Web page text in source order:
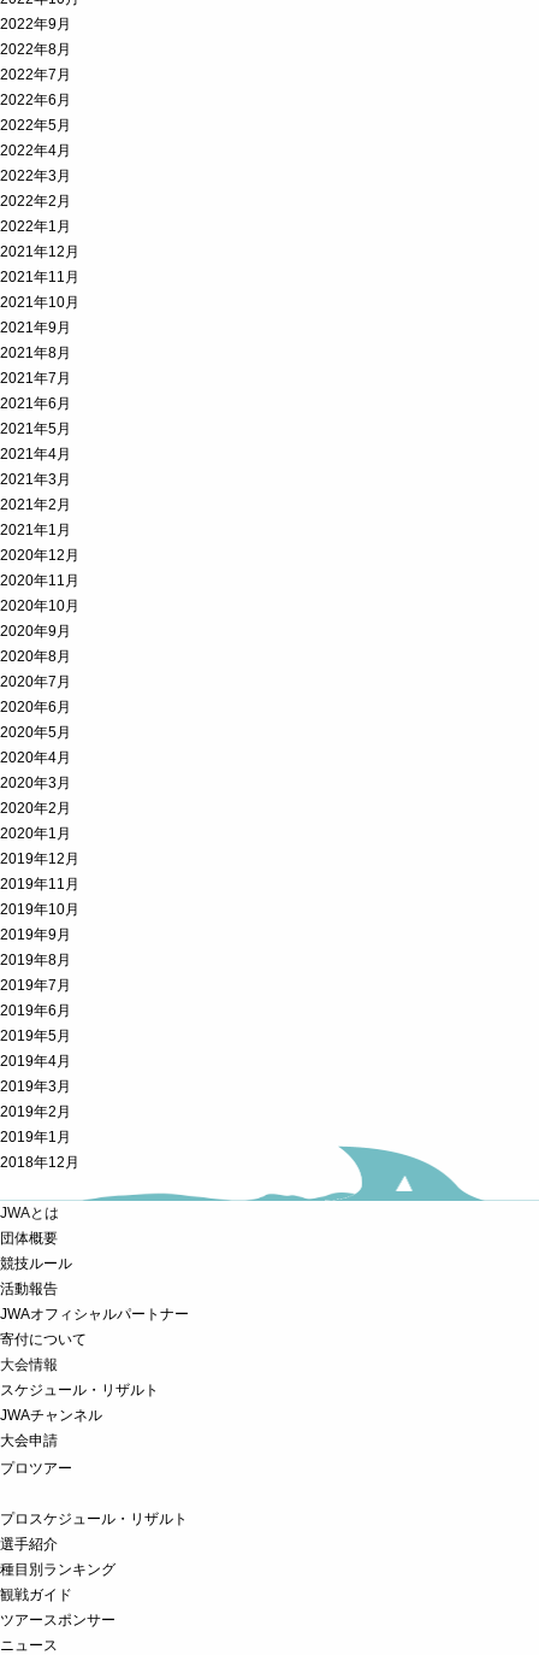
2022年9月
2022年8月
2022年7月
2022年6月
2022年5月
2022年4月
2022年3月
2022年2月
2022年1月
2021年12月
2021年11月
2021年10月
2021年9月
2021年8月
2021年7月
2021年6月
2021年5月
2021年4月
2021年3月
2021年2月
2021年1月
2020年12月
2020年11月
2020年10月
2020年9月
2020年8月
2020年7月
2020年6月
2020年5月
2020年4月
2020年3月
2020年2月
2020年1月
2019年12月
2019年11月
2019年10月
2019年9月
2019年8月
2019年7月
2019年6月
2019年5月
2019年4月
2019年3月
2019年2月
2019年1月
2018年12月
JWAとは
団体概要
競技ルール
活動報告
JWAオフィシャルパートナー
寄付について
大会情報
スケジュール・リザルト
JWAチャンネル
大会申請
プロツアー
プロスケジュール・リザルト
選手紹介
種目別ランキング
観戦ガイド
ツアースポンサー
ニュース